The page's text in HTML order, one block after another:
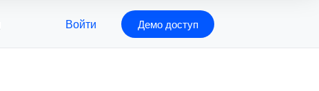
Демо доступ
Войти